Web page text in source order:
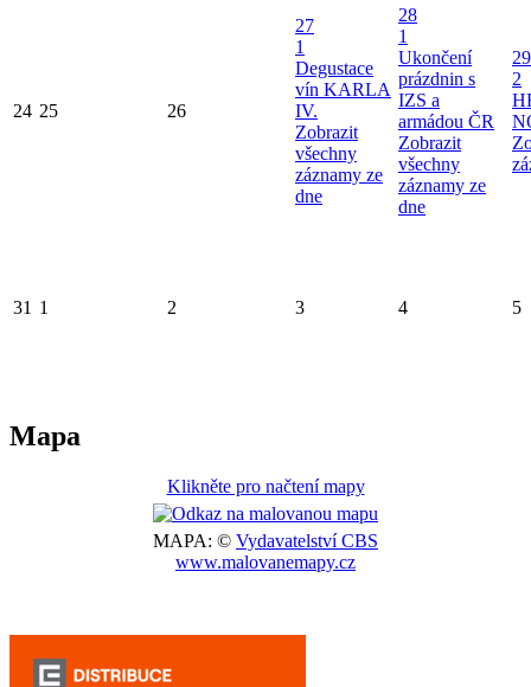
24 25 26
27
1
Degustace
vín KARLA
IV.
Zobrazit
všechny
záznamy ze
dne
28
1
Ukončení
prázdnin s
IZS a
armádou ČR
Zobrazit
všechny
záznamy ze
dne
29
2
31 1 2 3 4 5
Mapa
Klikněte pro načtení mapy
MAPA: © Vydavatelství CBS
www.malovanemapy.cz